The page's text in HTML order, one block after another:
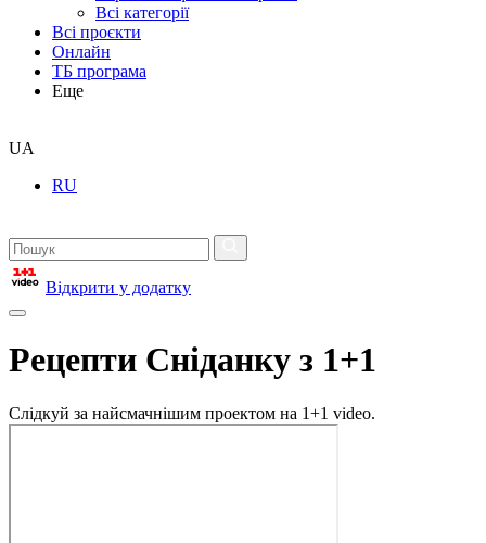
Всі категорії
Всі проєкти
Онлайн
ТБ програма
Еще
UA
RU
Відкрити у додатку
Рецепти Сніданку з 1+1
Слідкуй за найсмачнішим проектом на 1+1 video.